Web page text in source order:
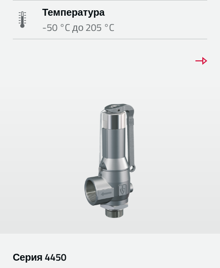
Температура
-50 °C до 205 °C
Серия4450